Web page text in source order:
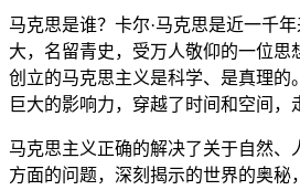
马克思是谁？卡尔·马克思是近一千
大，名留青史，受万人敬仰的一位思
创立的马克思主义是科学、是真理的
巨大的影响力，穿越了时间和空间，
马克思主义正确的解决了关于自然、
方面的问题，深刻揭示的世界的奥秘